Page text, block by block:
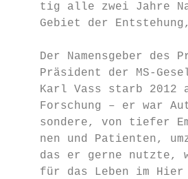
tig alle zwei Jahre
Gebiet der
Der Namensgeber des
Präsident der MS-
Karl Vass starb 2012
Forschung – er war
sondere, von tiefer
nen und Patienten,
das er gerne nutzte,
für das Leben im